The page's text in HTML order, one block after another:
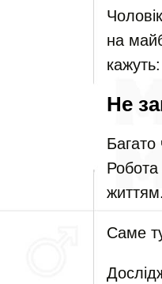
на
Не
Багато
Робота
життям.
Саме